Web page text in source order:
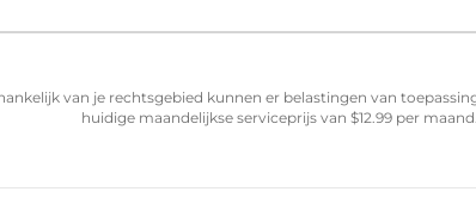
van je rechtsgebied kunnen er belastingen van
huidige maandelijkse serviceprijs van $12.99 per maand.